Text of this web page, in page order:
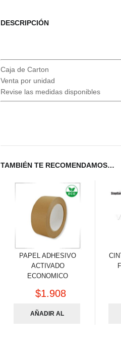
DESCRIPCIÓN
Caja de Carton
Venta por unidad
Revise las medidas disponibles
TAMBIÉN TE RECOMENDAMOS…
PAPEL ADHESIVO
ACTIVADO
ECONOMICO
$1.908
AÑADIR AL